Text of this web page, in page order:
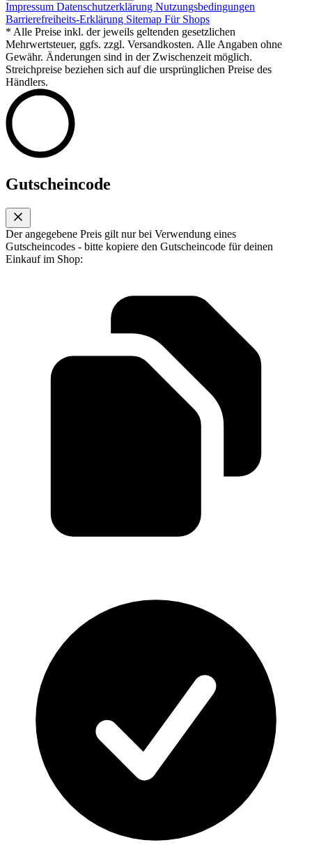
Impressum Datenschutzerklärung Nutzungsbedingungen
Barrierefreiheits-Erklärung Sitemap Für Shops
* Alle Preise inkl. der jeweils geltenden gesetzlichen
Mehrwertsteuer, ggfs. zzgl. Versandkosten. Alle Angaben ohne
Gewähr. Änderungen sind in der Zwischenzeit möglich.
Streichpreise beziehen sich auf die ursprünglichen Preise des
Händlers.
Gutscheincode
Der angegebene Preis gilt nur bei Verwendung eines
Gutscheincodes - bitte kopiere den Gutscheincode für deinen
Einkauf im Shop: